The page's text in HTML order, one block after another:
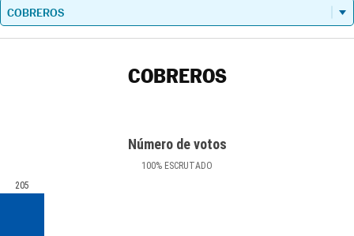
COBREROS
Número de votos
100% ESCRUTADO
205